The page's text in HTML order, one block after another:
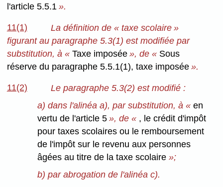
l'article 5.5.1».
11(1)
La définition de « taxe scolaire »
figurant au paragraphe 5.3(1) est modifiée par
substitution, à « Taxe imposée», de « Sous
réserve du paragraphe 5.5.1(1), taxe imposée».
11(2)
Le paragraphe 5.3(2) est modifié :
a) dans l'alinéa a), par substitution, à «en
vertu de l'article 5 », de « , le crédit d'impôt
pour taxes scolaires ou le remboursement
de l'impôt sur le revenu aux personnes
âgées au titre de la taxe scolaire»;
b) par abrogation de l'alinéa c).